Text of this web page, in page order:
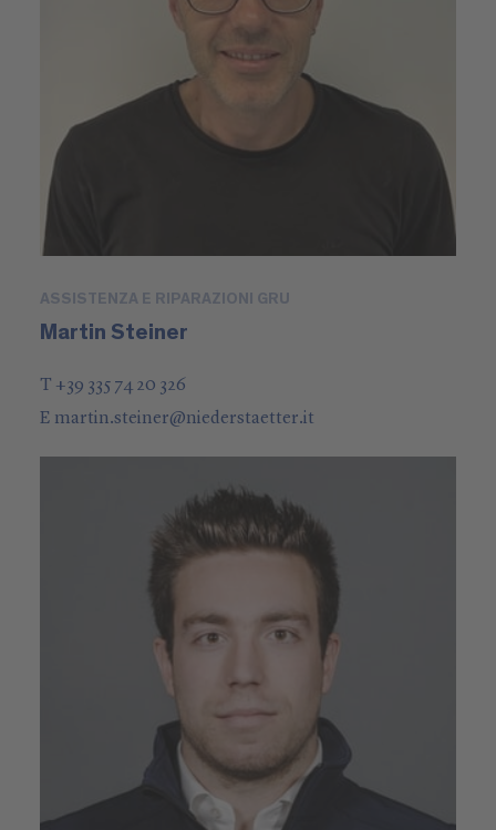
ASSISTENZA E RIPARAZIONI GRU
Martin Steiner
T +39 335 74 20 326
E martin.steiner@niederstaetter.it